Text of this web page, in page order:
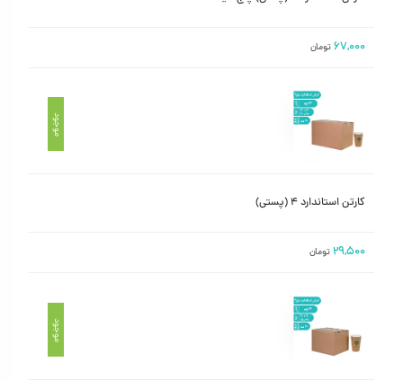
۶۷,۰۰۰تومان
موجود
کارتن استاندارد ۴ (پستی)
۲۹,۵۰۰ تومان
موجود